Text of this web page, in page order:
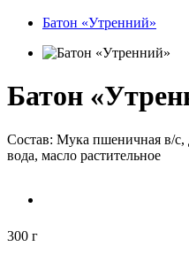
Батон «Утренний»
Батон
Состав: Мука пшеничная в/с,
вода, масло растительное
300 г